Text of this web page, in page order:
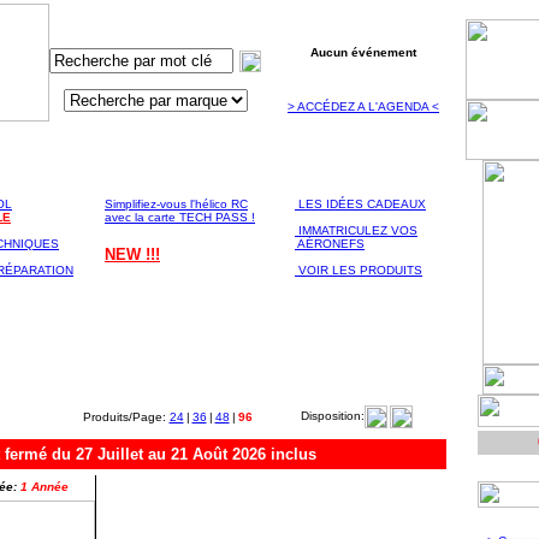
Aucun événement
> ACCÉDEZ A L'AGENDA <
Simplifiez-vous l'hélico RC
avec la carte TECH PASS !
NEW !!!
LES IDÉES CADEAUX
IMMATRICULEZ VOS
AÉRONEFS
VOIR LES PRODUITS
Produits/Page: 24 | 36 | 48 | 96 Disposition:
fermé du 27 Juillet au 21 Août 2026 inclus
1 Année